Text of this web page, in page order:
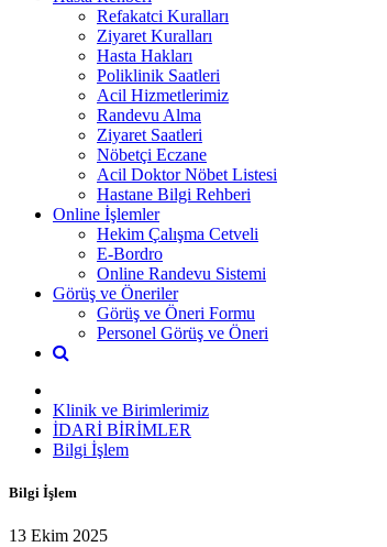
Refakatci Kuralları
Ziyaret Kuralları
Hasta Hakları
Poliklinik Saatleri
Acil Hizmetlerimiz
Randevu Alma
Ziyaret Saatleri
Nöbetçi Eczane
Acil Doktor Nöbet Listesi
Hastane Bilgi Rehberi
Online İşlemler
Hekim Çalışma Cetveli
E-Bordro
Online Randevu Sistemi
Görüş ve Öneriler
Görüş ve Öneri Formu
Personel Görüş ve Öneri
Klinik ve Birimlerimiz
İDARİ BİRİMLER
Bilgi İşlem
Bilgi İşlem
13 Ekim 2025